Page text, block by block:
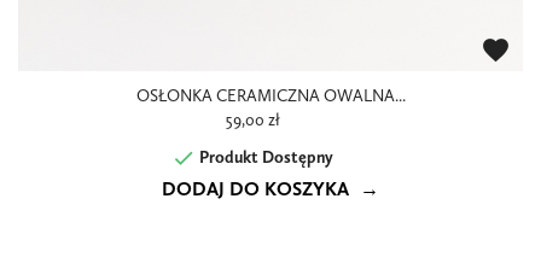
OSŁONKA CERAMICZNA OWALNA...
59,00 zł
 Produkt Dostępny
favorite
DODAJ DO KOSZYKA